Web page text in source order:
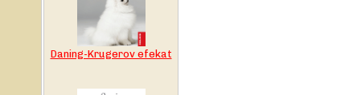
Daning-Krugerov efekat